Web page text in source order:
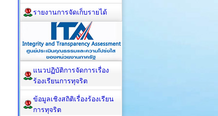
รายงานการจัดเก็บรายได้
แนวปฏิบัติการจัดการเรื่อง
ร้องเรียนการทุจริต
ข้อมูลเชิงสถิติเรื่องร้องเรียน
การทุจริต